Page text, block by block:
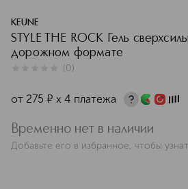
KEUNE
STYLE THE ROCK Гель
дорожном формате
(0)
от 275 ¤ х 4 платежа
Временно нет в наличии
Добавьте его в избранное, чтобы